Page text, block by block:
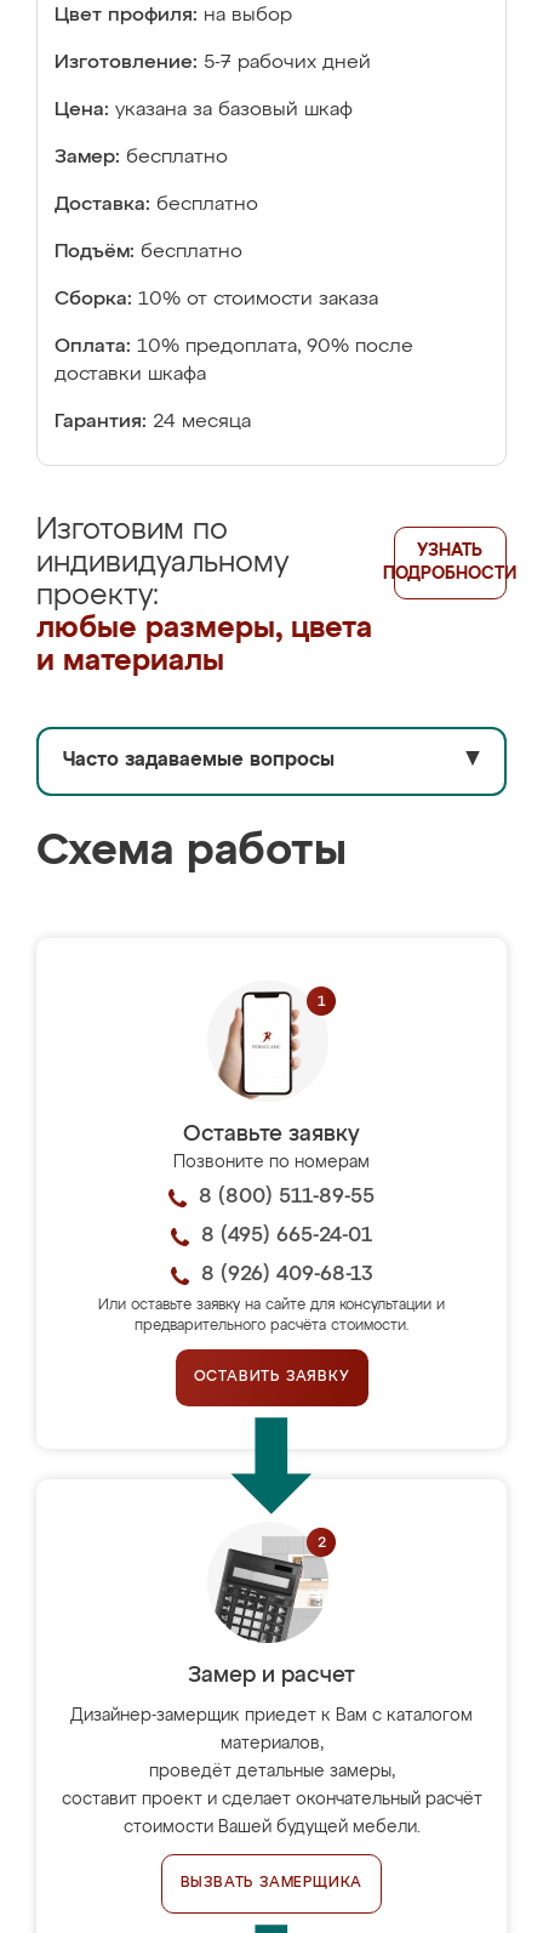
Цвет профиля: на выбор
Изготовление: 5-7 рабочих дней
Цена: указана за базовый шкаф
Замер: бесплатно
Доставка: бесплатно
Подъём: бесплатно
Сборка: 10% от стоимости заказа
Оплата: 10% предоплата, 90% после
доставки шкафа
Гарантия: 24 месяца
Изготовим по
индивидуальному
проекту:
любые размеры, цвета
и материалы
УЗНАТЬ
ПОДРОБНОСТИ
Часто задаваемые вопросы ▼
Схема работы
Оставьте заявку
Позвоните по номерам
8 (800) 511-89-55
8 (495) 665-24-01
8 (926) 409-68-13
Или оставьте заявку на сайте для консультации и
предварительного расчёта стоимости.
ОСТАВИТЬ ЗАЯВКУ
Замер и расчет
Дизайнер-замерщик приедет к Вам с каталогом
материалов,
проведёт детальные замеры,
составит проект и сделает окончательный расчёт
стоимости Вашей будущей мебели.
ВЫЗВАТЬ ЗАМЕРЩИКА